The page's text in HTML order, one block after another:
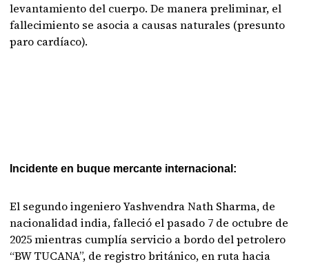
levantamiento del cuerpo. De manera preliminar, el
fallecimiento se asocia a causas naturales (presunto
paro cardíaco).
Incidente en buque mercante internacional:
El segundo ingeniero Yashvendra Nath Sharma, de
nacionalidad india, falleció el pasado 7 de octubre de
2025 mientras cumplía servicio a bordo del petrolero
“BW TUCANA”, de registro británico, en ruta hacia